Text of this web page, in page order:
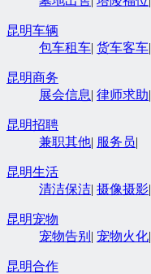
昆明车辆
包车租车| 货车客车|
昆明商务
展会信息| 律师求助|
昆明招聘
兼职其他| 服务员|
昆明生活
清洁保洁| 摄像摄影|
昆明宠物
宠物告别 | 宠物火化|
昆明合作